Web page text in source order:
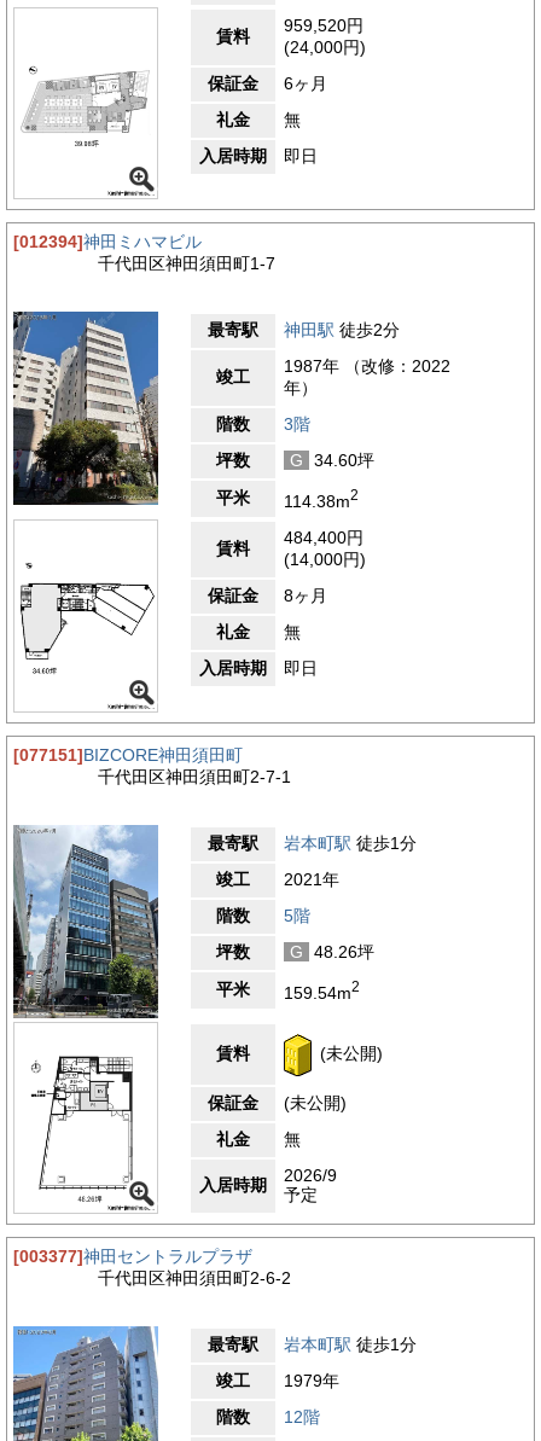
賃料
959,520円
(24,000円)
保証金
6ヶ月
礼金
無
入居時期
即日
[012394]神田ミハマビル
千代田区神田須田町1-7
最寄駅 神田駅 徒歩2分
竣工
1987年 （改修：2022
年）
階数
3階
坪数
G
34.60坪
平米
114.38m2
賃料
484,400円
(14,000円)
保証金
8ヶ月
礼金
無
入居時期
即日
[077151]BIZCORE神田須田町
千代田区神田須田町2-7-1
最寄駅 岩本町駅 徒歩1分
竣工
2021年
階数
5階
坪数
G
48.26坪
平米
159.54m2
賃料 (未公開)
保証金
(未公開)
礼金
無
入居時期
2026/9
予定
[003377]神田セントラルプラザ
千代田区神田須田町2-6-2
最寄駅 岩本町駅 徒歩1分
竣工
1979年
階数
12階